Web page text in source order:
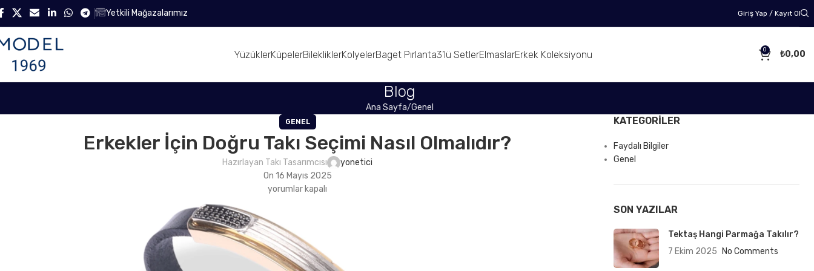
Yetkili Mağazalarımız Giriş Yap / Kayıt Ol
YüzüklerKüpelerBilekliklerKolyelerBaget Pırlanta3’lü SetlerElmaslarErkek Koleksiyonu 0 ₺0,00
Blog
Ana Sayfa Genel
GENEL
Erkekler İçin Doğru Takı Seçimi Nasıl Olmalıdır?
Hazırlayan Takı Tasarımcısı
yonetici
On 16 Mayıs 2025
yorumlar kapalı
KATEGORILER
Faydalı Bilgiler
Genel
SON YAZILAR
Tektaş Hangi Parmağa Takılır?
7 Ekim 2025
No Comments